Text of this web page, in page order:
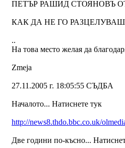
ПЕТЪР РАШИД СТОЯНОВЪ
КАК ДА НЕ ГО
..
На това место желая да
Zmeja
27.11.2005 г. 18:05:55 СЪДБА
Началото... Натиснете тук
http://news8.thdo.bbc.co.uk/
Две години по-късно...